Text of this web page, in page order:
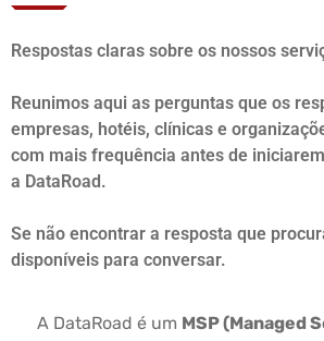
Respostas claras sobre os nossos
Reunimos aqui as perguntas que os
empresas, hotéis, clínicas e
com mais frequência antes de
a DataRoad.
Se não encontrar a resposta que
disponíveis para conversar.
A DataRoad é um MSP (Managed